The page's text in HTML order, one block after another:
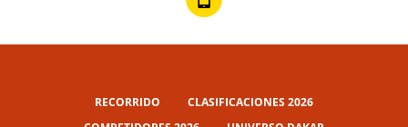
RECORRIDO
CLASIFICACIONES 2026